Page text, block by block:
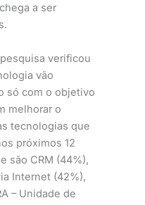
a ser
verificou
vão
só com o objetivo
melhorar o
tecnologias que
próximos 12
são CRM (44%),
Internet (42%),
– Unidade de